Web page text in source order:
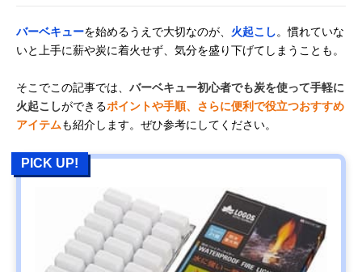
バーベキューを始めるうえで大切なのが、 火起こし。慣れていな
いと上手に薪や炭に着火せず、気分を盛り下げてしまうことも。
そこでこの記事では、 バーベキュー初心者でも炭を使って手軽に
火起こしができるポイントや手順、さらに便利で役立つおすすめ
アイテムも紹介します。ぜひ参考にしてください。
PICK UP!